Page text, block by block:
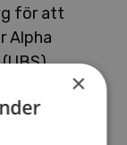
för att
Alpha
pågår
på att
dig till
×